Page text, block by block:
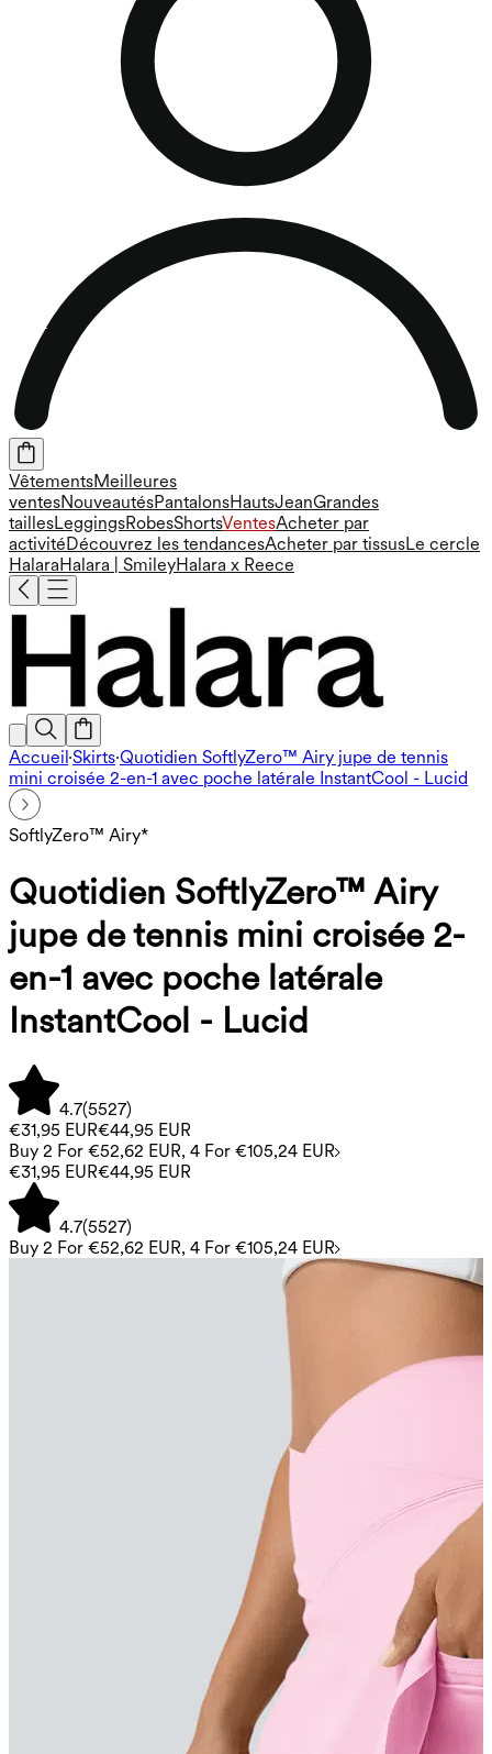
VêtementsMeilleures
ventesNouveautésPantalonsHautsJeanGrandes
taillesLeggingsRobesShortsVentesAcheter par
activité Découvrez les tendancesAcheter par tissusLe cercle
Halara Halara | SmileyHalara x Reece
Accueil ·Skirts·Quotidien SoftlyZero™ Airy jupe de tennis
mini croisée 2-en-1 avec poche latérale InstantCool - Lucid
SoftlyZero™ Airy*
Quotidien SoftlyZero™ Airy
jupe de tennis mini croisée 2-
en-1 avec poche latérale
InstantCool - Lucid
4.7(5527)
€31,95 EUR€44,95 EUR
Buy 2 For €52,62 EUR, 4 For €105,24 EUR
€31,95 EUR€44,95 EUR
4.7(5527)
Buy 2 For €52,62 EUR, 4 For €105,24 EUR